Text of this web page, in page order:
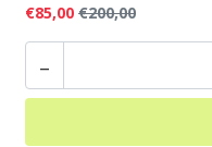
€85,00 €200,00
-